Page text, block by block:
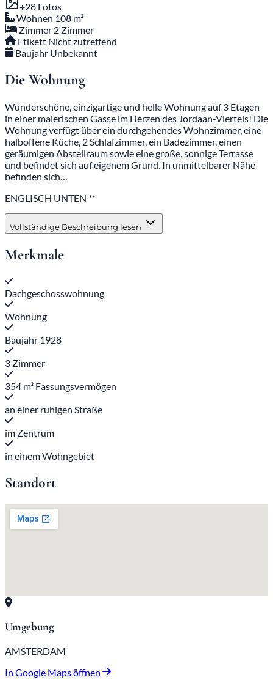
+28 Fotos
Wohnen 108 m²
Zimmer 2 Zimmer
Etikett Nicht zutreffend
Baujahr Unbekannt
Die Wohnung
Wunderschöne, einzigartige und helle Wohnung auf 3 Etagen
in einer malerischen Gasse im Herzen des Jordaan-Viertels! Die
Wohnung verfügt über ein durchgehendes Wohnzimmer, eine
halboffene Küche, 2 Schlafzimmer, ein Badezimmer, einen
geräumigen Abstellraum sowie eine große, sonnige Terrasse
und befindet sich auf eigenem Grund. In unmittelbarer Nähe
befinden sich…
ENGLISCH UNTEN **
Vollständige Beschreibung lesen
Merkmale
Dachgeschosswohnung
Wohnung
Baujahr 1928
3 Zimmer
354 m³ Fassungsvermögen
an einer ruhigen Straße
im Zentrum
in einem Wohngebiet
Standort
Umgebung
AMSTERDAM
In Google Maps öffnen